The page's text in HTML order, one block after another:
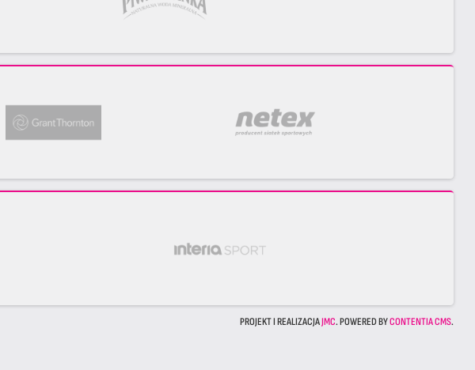
PROJEKT I REALIZACJAJMC. POWERED BYCONTENTIA CMS.